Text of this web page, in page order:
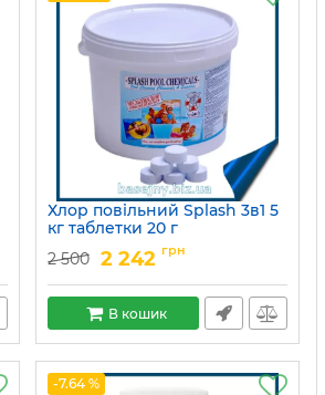
Хлор повільний Splash 3в1 5
кг таблетки 20 г
Артикул: 15049678
2 500 2 242 грн
В кошик
-7.64 %